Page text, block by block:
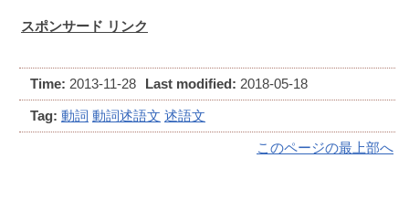
スポンサード リンク
Time: 2013-11-28 Last modified: 2018-05-18
Tag: 動詞 動詞述語文 述語文
このページの最上部へ